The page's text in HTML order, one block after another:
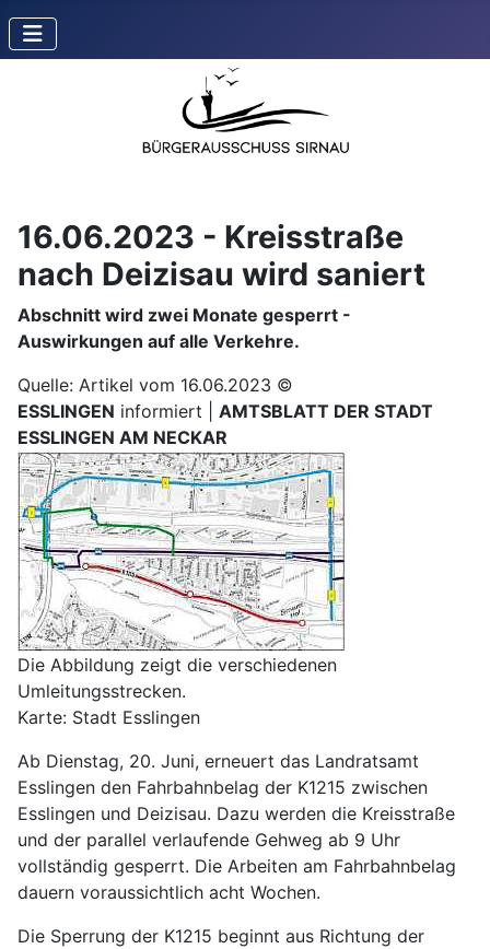
16.06.2023 - Kreisstraße
nach Deizisau wird saniert
Abschnitt wird zwei Monate gesperrt -
Auswirkungen auf alle Verkehre.
Quelle: Artikel vom 16.06.2023 ©
ESSLINGEN informiert | AMTSBLATT DER STADT
ESSLINGEN AM NECKAR
Die Abbildung zeigt die verschiedenen
Umleitungsstrecken.
Karte: Stadt Esslingen
Ab Dienstag, 20. Juni, erneuert das Landratsamt
Esslingen den Fahrbahnbelag der K1215 zwischen
Esslingen und Deizisau. Dazu werden die Kreisstraße
und der parallel verlaufende Gehweg ab 9 Uhr
vollständig gesperrt. Die Arbeiten am Fahrbahnbelag
dauern voraussichtlich acht Wochen.
Die Sperrung der K1215 beginnt aus Richtung der